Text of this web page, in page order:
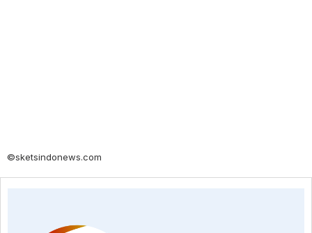
©sketsindonews.com